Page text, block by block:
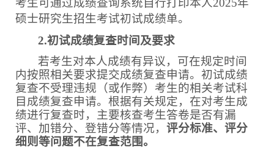
考生可通过成绩查询系统自行打印本人2025年
硕士研究生招生考试初试成绩单。
2.初试成绩复查时间及要求
若考生对本人成绩有异议，可在规定时间
内按照相关要求提交成绩复查申请。初试成绩
复查不受理违规（或作弊）考生的相关考试科
目成绩复查申请。根据有关规定，在对考生成
绩进行复查时，主要核查考生答卷是否有漏
评、加错分、登错分等情况， 评分标准、评分
细则等问题不在复查范围。